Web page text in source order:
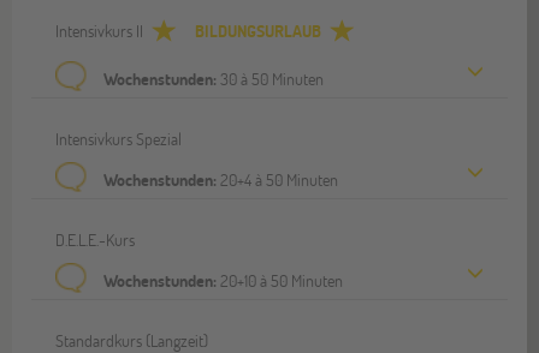
Intensivkurs II BILDUNGSURLAUB
Wochenstunden: 30 à 50 Minuten
Intensivkurs Spezial
Wochenstunden: 20+4 à 50 Minuten
D.E.L.E.-Kurs
Wochenstunden: 20+10 à 50 Minuten
Standardkurs (Langzeit)